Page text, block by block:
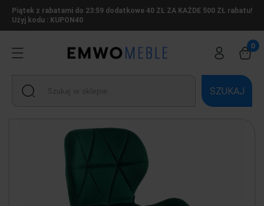
Piątek z rabatami do 23:59 dodatkowe 40 ZŁ ZA KAŻDE 500 ZŁ rabatu!
Użyj kodu : KUPON40
SZUKAJ